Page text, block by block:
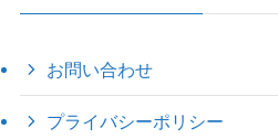
お問い合わせ
プライバシーポリシー